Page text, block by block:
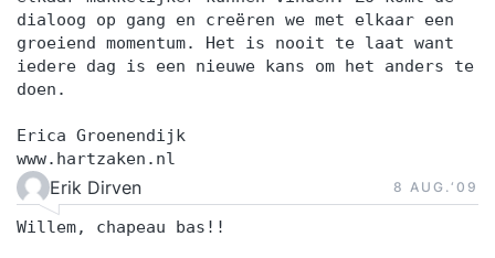
dialoog op gang en creëren we met elkaar een
groeiend momentum. Het is nooit te laat want
iedere dag is een nieuwe kans om het anders te
doen.
Erica Groenendijk
www.hartzaken.nl
Erik Dirven 8 AUG.‘09
Willem, chapeau bas!!